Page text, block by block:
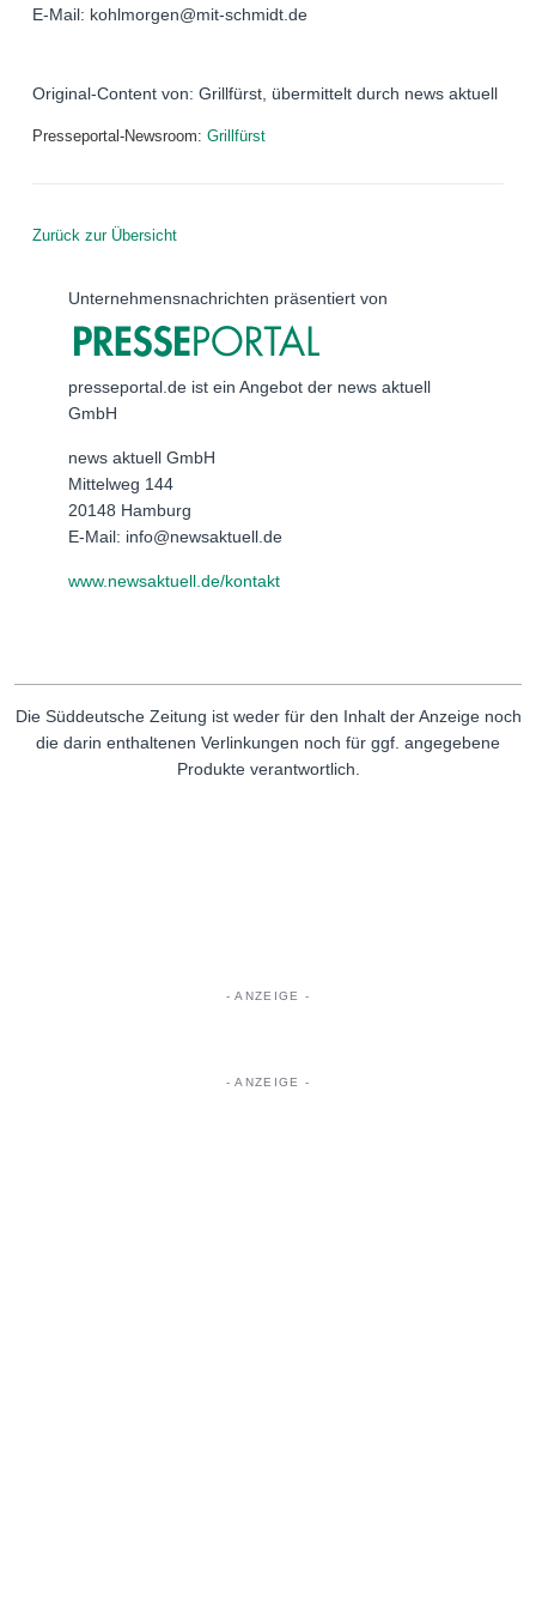
E-Mail: kohlmorgen@mit-schmidt.de
Original-Content von: Grillfürst, übermittelt durch news aktuell
Presseportal-Newsroom: Grillfürst
Zurück zur Übersicht
Unternehmensnachrichten präsentiert von
presseportal.de ist ein Angebot der news aktuell
GmbH
news aktuell GmbH
Mittelweg 144
20148 Hamburg
E-Mail: info@newsaktuell.de
www.newsaktuell.de/kontakt
Die Süddeutsche Zeitung ist weder für den Inhalt der Anzeige noch
die darin enthaltenen Verlinkungen noch für ggf. angegebene
Produkte verantwortlich.